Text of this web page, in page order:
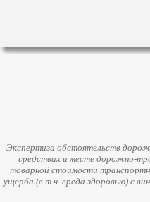
Экспертиза обстоятельств
средствах и месте дорожно-
товарной стоимости
ущерба (в т.ч. вреда здоровью) с